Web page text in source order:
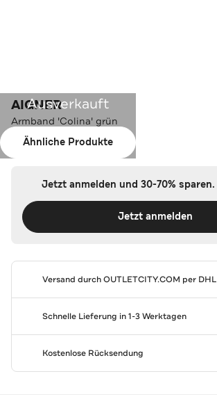
Ausverkauft
Ähnliche Produkte
AIGNER
Armband 'Colina' grün
Farbe:grün-roségold
Jetzt anmelden und 30-70% sparen.
Jetzt anmelden
Versand durchOUTLETCITY.COM per DHL
Schnelle Lieferung in 1-3 Werktagen
Kostenlose Rücksendung